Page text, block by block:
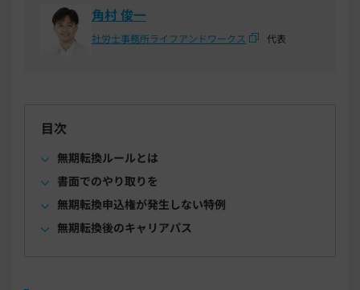
角村 俊一
社労士事務所ライフアンドワークス 代表
目次
無期転換ルールとは
書面でのやり取りを
無期転換申込権が発生しない特例
無期転換後のキャリアパス